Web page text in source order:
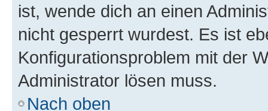
ist, wende dich an einen
nicht gesperrt wurdest. Es ist
Konfigurationsproblem mit der
Administrator lösen muss.
Nach oben